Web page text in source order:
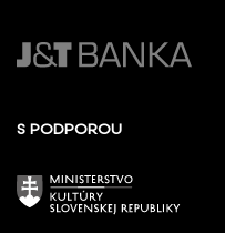
S PODPOROU